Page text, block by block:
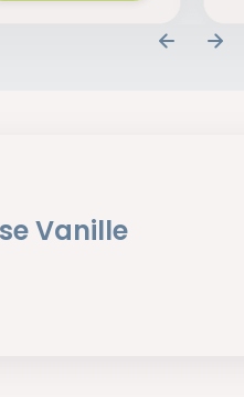
Vanille